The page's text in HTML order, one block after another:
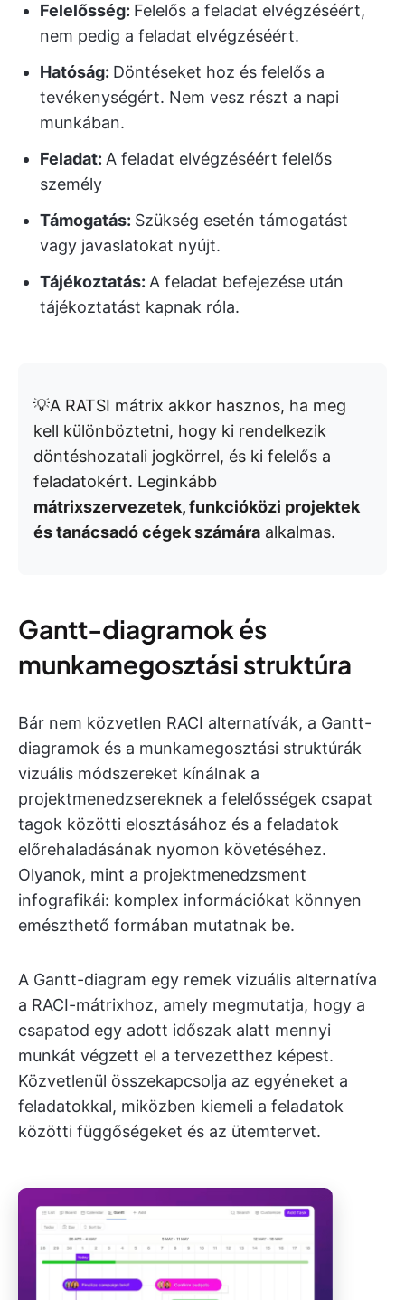
Felelősség: Felelős a feladat elvégzéséért,
nem pedig a feladat elvégzéséért.
Hatóság: Döntéseket hoz és felelős a
tevékenységért. Nem vesz részt a napi
munkában.
Feladat: A feladat elvégzéséért felelős
személy
Támogatás: Szükség esetén támogatást
vagy javaslatokat nyújt.
Tájékoztatás: A feladat befejezése után
tájékoztatást kapnak róla.
💡A RATSI mátrix akkor hasznos, ha meg
kell különböztetni, hogy ki rendelkezik
döntéshozatali jogkörrel, és ki felelős a
feladatokért. Leginkább
mátrixszervezetek, funkcióközi projektek
és tanácsadó cégek számára alkalmas.
Gantt-diagramok és
munkamegosztási struktúra
Bár nem közvetlen RACI alternatívák, a Gantt-
diagramok és a munkamegosztási struktúrák
vizuális módszereket kínálnak a
projektmenedzsereknek a felelősségek csapat
tagok közötti elosztásához és a feladatok
előrehaladásának nyomon követéséhez.
Olyanok, mint a projektmenedzsment
infografikái: komplex információkat könnyen
emészthető formában mutatnak be.
A Gantt-diagram egy remek vizuális alternatíva
a RACI-mátrixhoz, amely megmutatja, hogy a
csapatod egy adott időszak alatt mennyi
munkát végzett el a tervezetthez képest.
Közvetlenül összekapcsolja az egyéneket a
feladatokkal, miközben kiemeli a feladatok
közötti függőségeket és az ütemtervet.